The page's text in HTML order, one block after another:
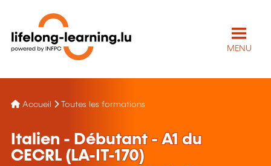
MENU
Accueil Toutes les formations
Italien - Débutant - A1 du
CECRL (LA-IT-170)